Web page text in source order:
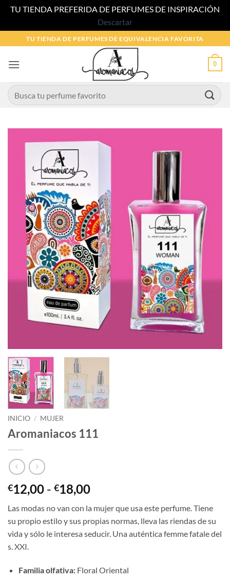
TU TIENDA PREFERIDA DE PERFUMES DE INSPIRACIÓN
Descartar
al
contenido
TU TIENDA DE PERFUMES DE EQUIVALENCIA FAVORITA
0
Buscar
por:
INICIO / MUJER
Aromaniacos 111
€12,00 - €18,00Rango
precios:
desde
€12,00
Las modas no van con la mujer que usa este perfume. Tiene
su propio estilo y sus propias normas, lleva las riendas de su
vida y sólo le interesa seducir. Una auténtica femme fatale del
s. XXI.
Familia olfativa:Floral Oriental